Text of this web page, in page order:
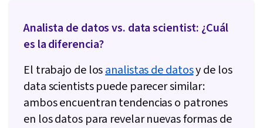
Analista de datos vs. data scientist: ¿Cuál
es la diferencia?
El trabajo de losanalistas de datosy de los
data scientists puede parecer similar:
ambos encuentran tendencias o patrones
en los datos para revelar nuevas formas de